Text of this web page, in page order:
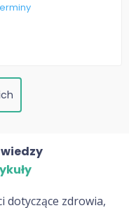
dotyczące zdrowia,